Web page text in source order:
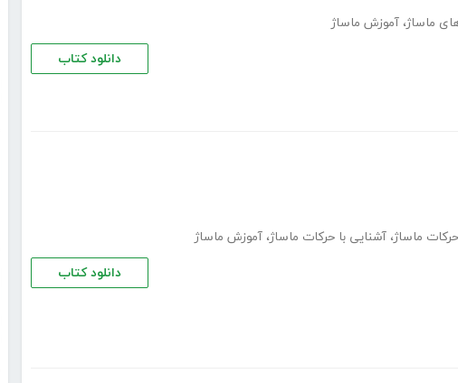
ماساژ، آموزش ماساژ
دانلود کتاب
ماساژ، آشنایی با حرکات ماساژ، آموزش ماساژ
دانلود کتاب